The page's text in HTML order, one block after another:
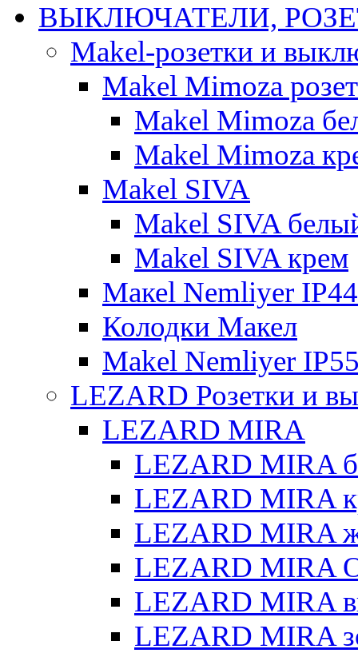
ВЫКЛЮЧАТЕЛИ,
Makel-розетки и
Makel Mimoza
Makel Mimoza
Makel Mimoza
Makel SIVA
Makel SIVA
Makel SIVA крем
Макеl Nemliyer IP44
Колодки Макел
Makel Nemliyer
LEZARD Розетки и
LEZARD MIRA
LEZARD MIRA
LEZARD MIRA
LEZARD MIRA
LEZARD MIRA
LEZARD MIRA
LEZARD MIRA